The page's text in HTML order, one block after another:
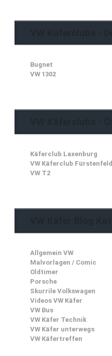
Bugnet
VW 1302
Käferclub Laxenburg
VW Käferclub Fürstenfeld
VW T2
Allgemein VW
Malvorlagen / Comic
Oldtimer
Porsche
Skurrile Volkswagen
Videos VW Käfer
VW Bus
VW Käfer Technik
VW Käfer unterwegs
VW Käfertreffen